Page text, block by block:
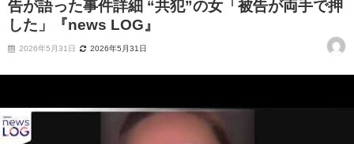
告が語った事件詳細 “共犯”の女「被告が両手で押
した」『news LOG』
2026年5月31日 2026年5月31日